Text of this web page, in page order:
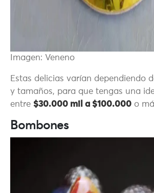
Imagen: Veneno
Estas delicias varían dependiendo
y tamaños, para que tengas una
entre $30.000 mil a $100.000 o
Bombones